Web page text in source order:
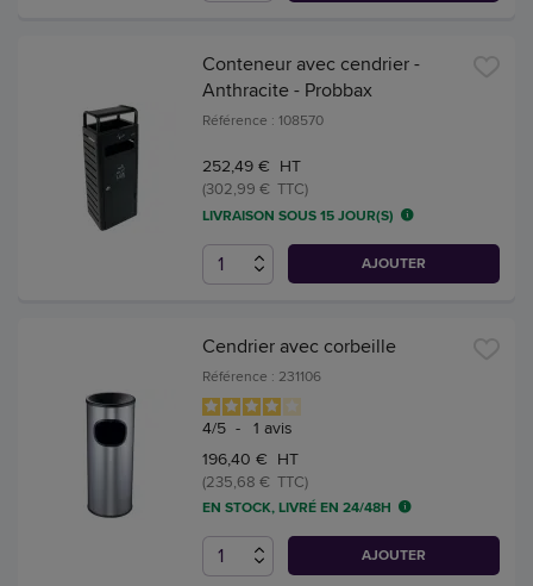
Conteneur avec cendrier -
Anthracite - Probbax
Référence : 108570
252,49 € HT
(302,99 € TTC)
LIVRAISON SOUS 15 JOUR(S)
AJOUTER
Cendrier avec corbeille
Référence : 231106
4/5 - 1 avis
196,40 € HT
(235,68 € TTC)
EN STOCK, LIVRÉ EN 24/48H
AJOUTER